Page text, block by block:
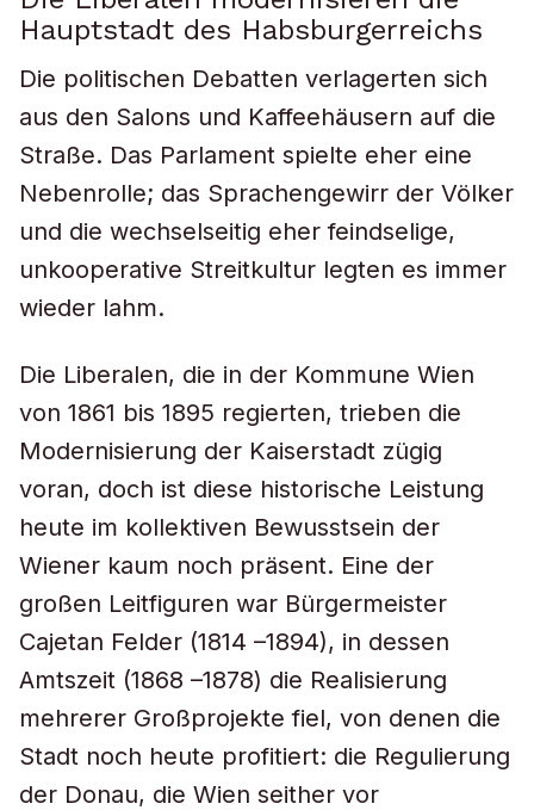
Hauptstadt des Habsburgerreichs
Die politischen Debatten verlagerten sich
aus den Salons und Kaffeehäusern auf die
Straße. Das Parlament spielte eher eine
Nebenrolle; das Sprachengewirr der Völker
und die wechselseitig eher feindselige,
unkooperative Streitkultur legten es immer
wieder lahm.
Die Liberalen, die in der Kommune Wien
von 1861 bis 1895 regierten, trieben die
Modernisierung der Kaiserstadt zügig
voran, doch ist diese historische Leistung
heute im kollektiven Bewusstsein der
Wiener kaum noch präsent. Eine der
großen Leitfiguren war Bürgermeister
Cajetan Felder (1814 –1894), in dessen
Amtszeit (1868 –1878) die Realisierung
mehrerer Großprojekte fiel, von denen die
Stadt noch heute profitiert: die Regulierung
der Donau, die Wien seither vor